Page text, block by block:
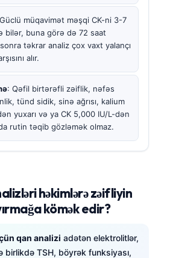
müqavimət məşqi CK-ni 3-7
bilər, buna görə də 72 saat
təkrar analiz çox vaxt yalançı
alır.
: Qəfil birtərəfli zəiflik, nəfəs
tünd sidik, sinə ağrısı, kalium
yuxarı və ya CK 5,000 IU/L-dən
rutin təqib gözləmək olmaz.
həkimlərə zəifliyin
kömək edir?
qan analizi adətən elektrolitlər,
birlikdə TSH, böyrək funksiyası,